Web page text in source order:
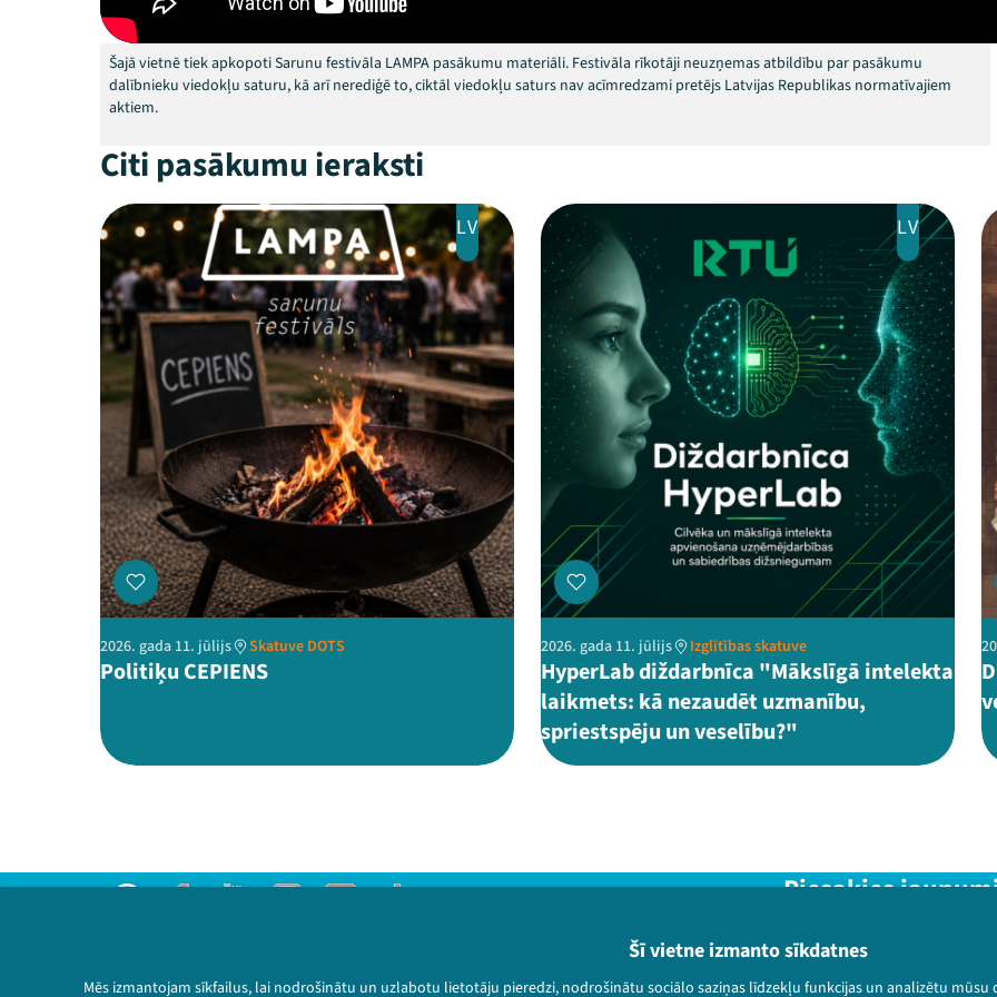
Šī vietne izmanto sīkdatnes
Mēs izmantojam sīkfailus, lai nodrošinātu un uzlabotu lietotāju pieredzi, nodrošinātu sociālo saziņas līdzekļu funkcijas un analizētu
Šajā vietnē tiek apkopoti Sarunu festivāla LAMPA pasākumu materiāli. Festivāla rīkotāji neuzņemas atbildību par pasākumu
dalībnieku viedokļu saturu, kā arī nerediģē to, ciktāl viedokļu saturs nav acīmredzami pretējs Latvijas Republikas normatīvajiem
aktiem.
Citi pasākumu ieraksti
LV
2026. gada 11. jūlijs Skatuve DOTS
Politiķu CEPIENS
LV
2026. gada 11. jūlijs Izglītības skatuve
HyperLab diždarbnīca "Mākslīgā intelekta
laikmets: kā nezaudēt uzmanību,
spriestspēju un veselību?"
Privātuma politika
Piesakies
Nepalaid garām aktuālāko